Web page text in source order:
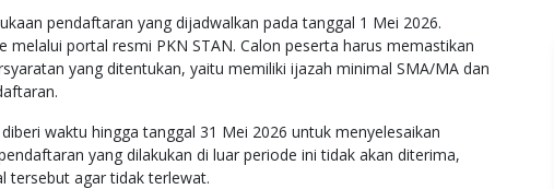
pendaftaran yang dijadwalkan pada tanggal 1 Mei 2026.
melalui portal resmi PKN STAN. Calon peserta harus memastikan
yang ditentukan, yaitu memiliki ijazah minimal SMA/MA dan
waktu hingga tanggal 31 Mei 2026 untuk menyelesaikan
yang dilakukan di luar periode ini tidak akan diterima,
tersebut agar tidak terlewat.